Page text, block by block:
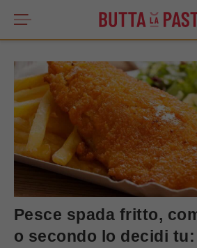
Pesce spada fritto,
o secondo lo decidi